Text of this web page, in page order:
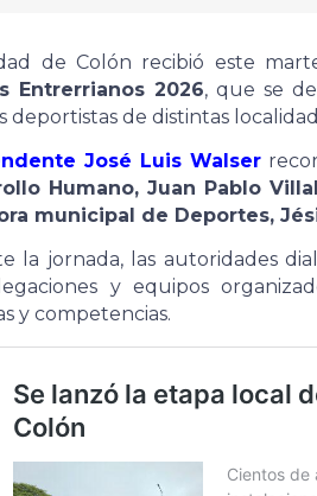
de Colón recibió este
Entrerrianos 2026, que se
deportistas de distintas
José Luis Walser
Humano, Juan Pablo
municipal de Deportes,
la jornada, las autoridades
y equipos
y competencias.